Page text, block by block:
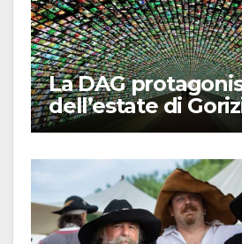
La DAG
dell’estate di